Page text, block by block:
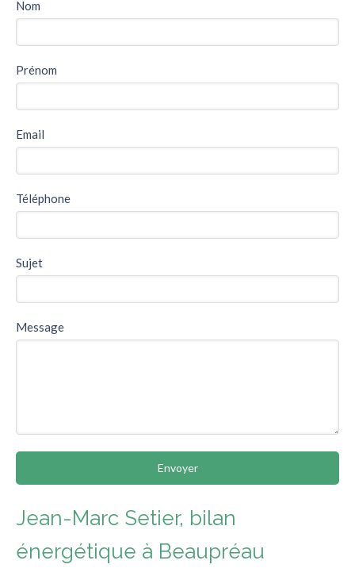
Nom
Prénom
Email
Téléphone
Sujet
Message
Envoyer
Jean-Marc Setier, bilan
énergétique à Beaupréau